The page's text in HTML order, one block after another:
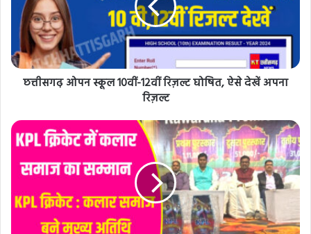
छत्तीसगढ़ ओपन स्कूल 10वीं-12वीं रिज़ल्ट घोषित, ऐसे देखें अपना
रिज़ल्ट